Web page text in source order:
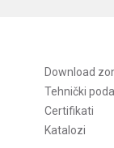
Download
Tehnički
Certifikati
Katalozi